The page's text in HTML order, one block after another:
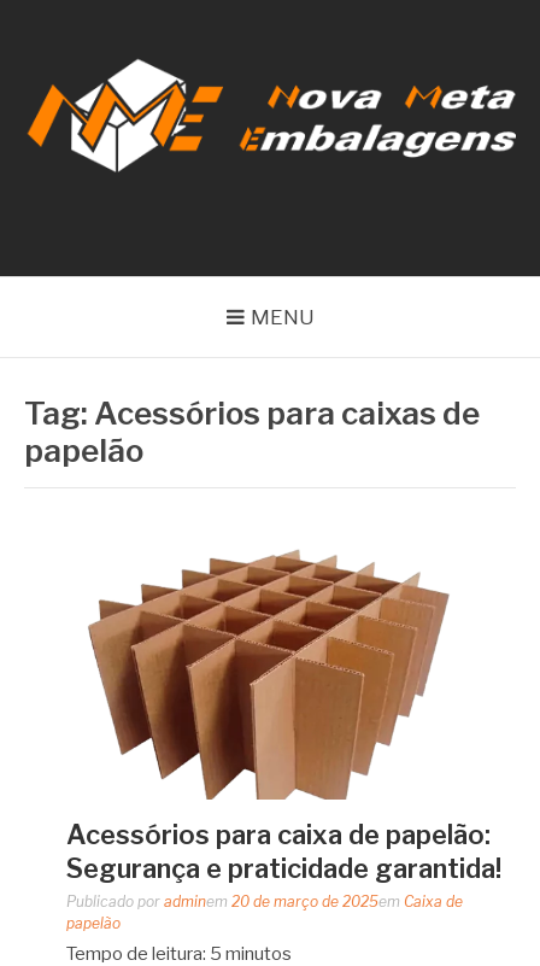
conteúdo
MENU
Tag: Acessórios para caixas de
papelão
Acessórios para caixa de papelão:
Segurança e praticidade garantida!
Publicado por adminem 20 de março de 2025em Caixa de
papelão
Tempo de leitura: 5 minutos